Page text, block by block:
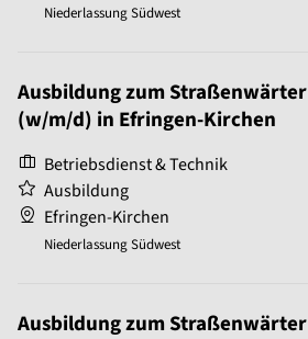
Niederlassung Südwest
Ausbildung zum Straßenwärter
(w/m/d) in Efringen-Kirchen
Betriebsdienst & Technik
Ausbildung
Efringen-Kirchen
Niederlassung Südwest
Ausbildung zum Straßenwärter